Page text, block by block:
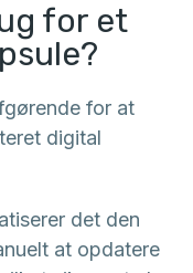
for et
for at
digital
det den
at opdatere